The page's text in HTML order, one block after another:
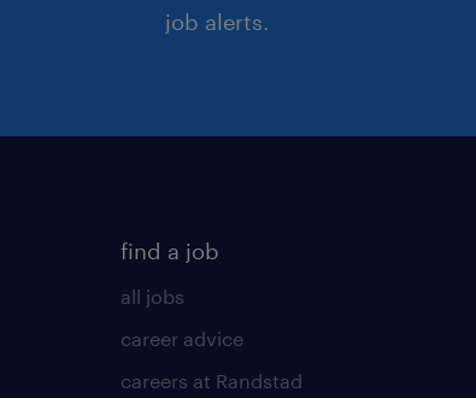
job alerts.
find a job
all jobs
career advice
careers at Randstad